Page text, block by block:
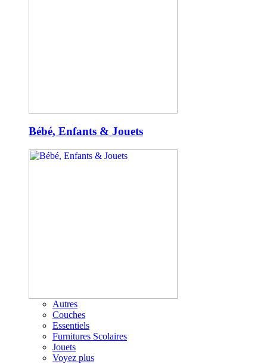
Bébé, Enfants & Jouets
Autres
Couches
Essentiels
Furnitures Scolaires
Jouets
Voyez plus